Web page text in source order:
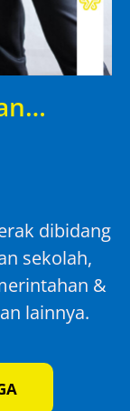
dibidang
sekolah,
&
lainnya.